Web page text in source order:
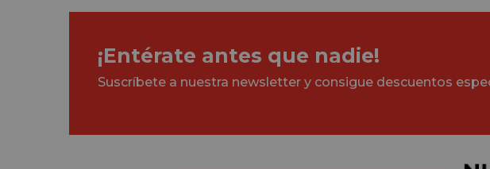
¡Entérate antes que nadie!
Suscríbete a nuestra newsletter y consigue descuentos